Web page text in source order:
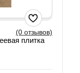
(0 отзывов)
плитка